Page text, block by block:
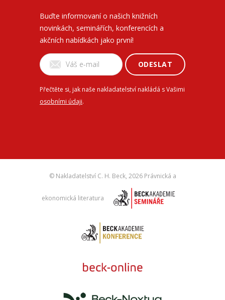
Buďte informovaní o našich knižních
novinkách, seminářích, konferencích a
akčních nabídkách jako první!
ODESLAT
Přečtěte si, jak naše nakladatelství nakládá s Vašimi
osobními údaji.
© Nakladatelství C. H. Beck, 2026 Právnická a
ekonomická literatura